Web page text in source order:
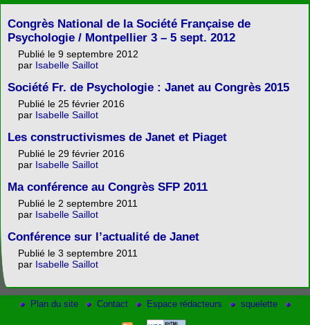
Congrès National de la Société Française de
Psychologie / Montpellier 3 – 5 sept. 2012
Publié le 9 septembre 2012
par Isabelle Saillot
Société Fr. de Psychologie : Janet au Congrès 2015
Publié le 25 février 2016
par Isabelle Saillot
Les constructivismes de Janet et Piaget
Publié le 29 février 2016
par Isabelle Saillot
Ma conférence au Congrès SFP 2011
Publié le 2 septembre 2011
par Isabelle Saillot
Conférence sur l’actualité de Janet
Publié le 3 septembre 2011
par Isabelle Saillot
Plan du site Contact Espace rédacteurs squelette